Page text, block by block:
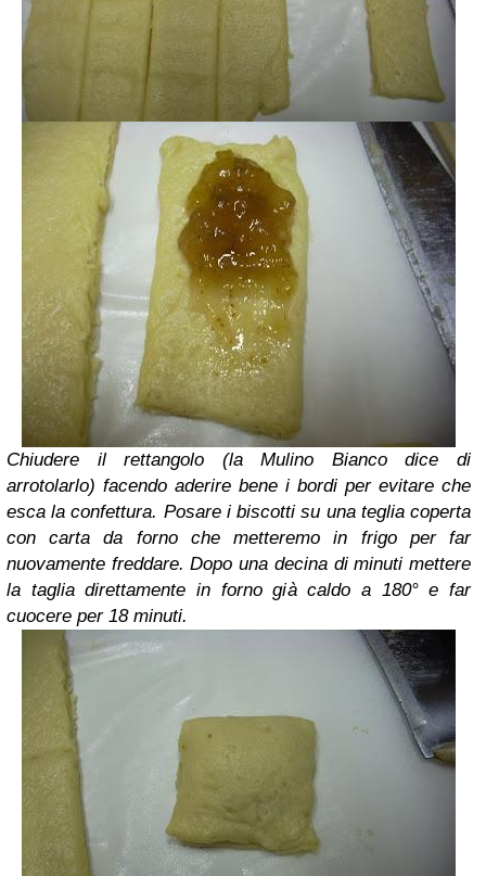
Chiudere il rettangolo (la Mulino Bianco dice di
arrotolarlo) facendo aderire bene i bordi per evitare che
esca la confettura. Posare i biscotti su una teglia coperta
con carta da forno che metteremo in frigo per far
nuovamente freddare. Dopo una decina di minuti mettere
la taglia direttamente in forno già caldo a 180° e far
cuocere per 18 minuti.